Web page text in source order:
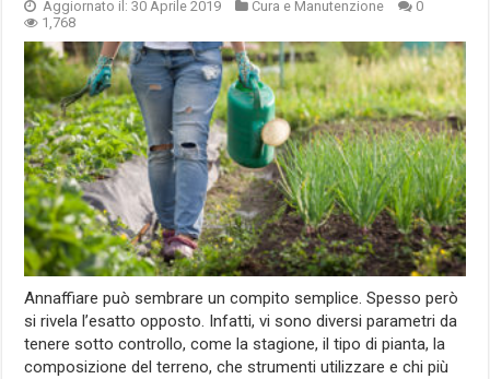
Aggiornato il: 30 Aprile 2019 Cura e Manutenzione
0
1,768
Annaffiare può sembrare un compito semplice. Spesso però
si rivela l’esatto opposto. Infatti, vi sono diversi parametri da
tenere sotto controllo, come la stagione, il tipo di pianta, la
composizione del terreno, che strumenti utilizzare e chi più